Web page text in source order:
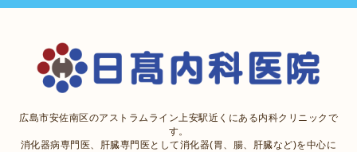
広島市安佐南区のアストラムライン上安駅近くにある内科クリニックで
す。
消化器病専門医、肝臓専門医として消化器(胃、腸、肝臓など)を中心に